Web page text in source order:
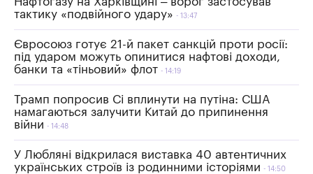
тактику «подвійного удару»
13:47
Євросоюз готує 21-й пакет санкцій проти росії:
під ударом можуть опинитися нафтові доходи,
банки та «тіньовий» флот
14:19
Трамп попросив Сі вплинути на путіна: США
намагаються залучити Китай до припинення
війни
14:48
У Любляні відкрилася виставка 40 автентичних
українських строїв із родинними історіями
14:50